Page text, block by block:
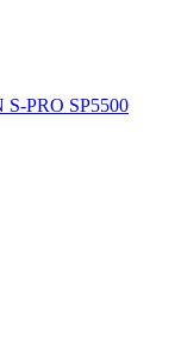
S-PRO SP5500